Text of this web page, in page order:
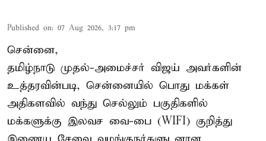
Published on: 07 Aug 2026, 3:17 pm
சென்னை,
தமிழ்நாடு முதல்-அமைச்சர் விஜய் அவர்களின்
உத்தரவின்படி, சென்னையில் பொது மக்கள்
அதிகளவில் வந்து செல்லும் பகுதிகளில்
மக்களுக்கு இலவச வை-பை (WIFI) குறித்து